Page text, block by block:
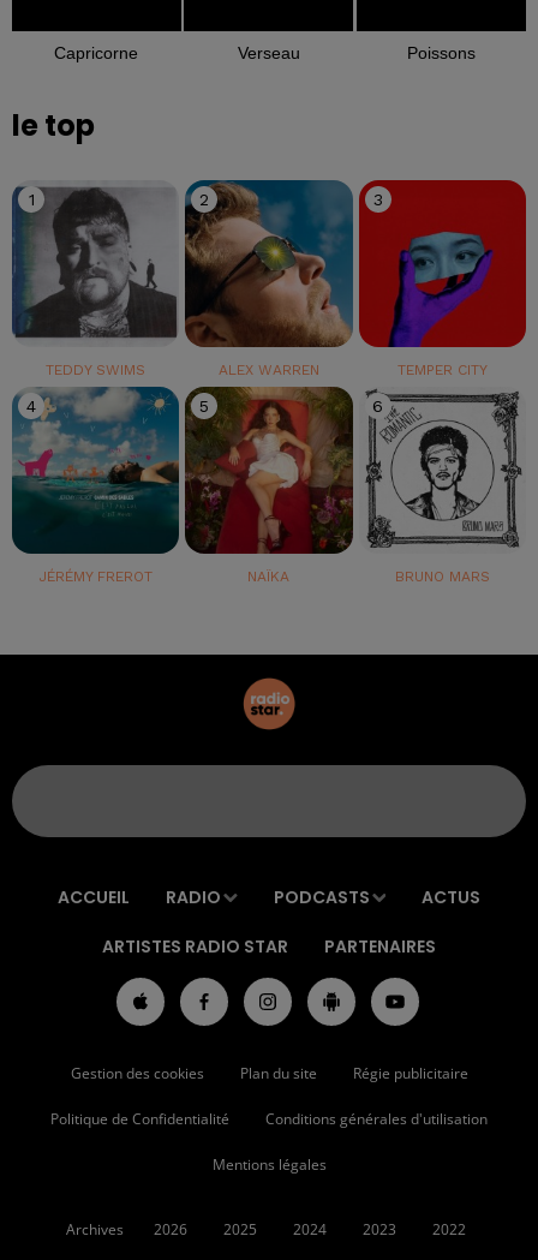
Capricorne Verseau Poissons
le top
1
TEDDY SWIMS
2
ALEX WARREN
3
TEMPER CITY
4
JÉRÉMY FREROT
5
NAÏKA
6
BRUNO MARS
ACCUEIL RADIO PODCASTS ACTUS
ARTISTES RADIO STAR PARTENAIRES
Gestion des cookies Plan du site Régie publicitaire
Politique de Confidentialité Conditions générales d'utilisation
Mentions légales
Archives 2026 2025 2024 2023 2022